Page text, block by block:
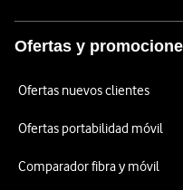
Ofertas y
Ofertas nuevos clientes
Ofertas portabilidad móvil
Comparador fibra y móvil